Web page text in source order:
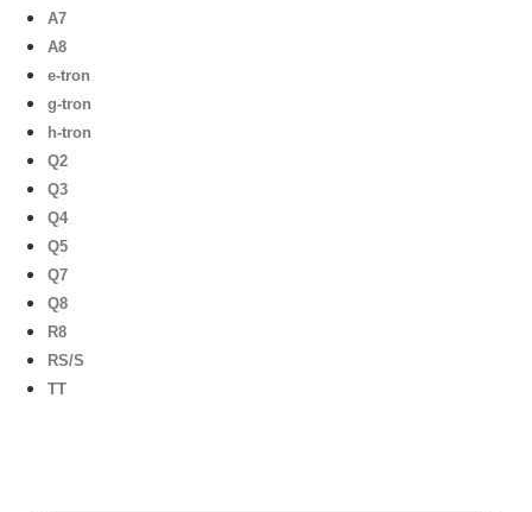
A7
A8
e-tron
g-tron
h-tron
Q2
Q3
Q4
Q5
Q7
Q8
R8
RS/S
TT